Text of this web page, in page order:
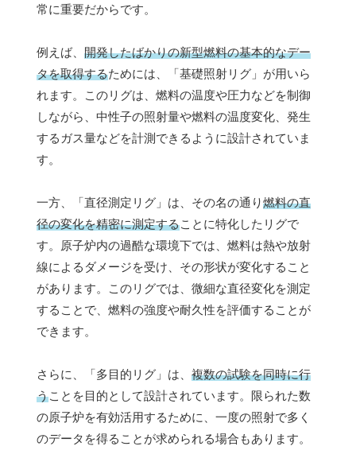
常に重要だからです。
例えば、 開発したばかりの新型燃料の基本的なデー
タを取得するためには、「基礎照射リグ」が用いら
れます。このリグは、燃料の温度や圧力などを制御
しながら、中性子の照射量や燃料の温度変化、発生
するガス量などを計測できるように設計されていま
す。
一方、「直径測定リグ」は、その名の通り燃料の直
径の変化を精密に測定することに特化したリグで
す。原子炉内の過酷な環境下では、燃料は熱や放射
線によるダメージを受け、その形状が変化すること
があります。このリグでは、微細な直径変化を測定
することで、燃料の強度や耐久性を評価することが
できます。
さらに、「多目的リグ」は、 複数の試験を同時に行
うことを目的として設計されています。限られた数
の原子炉を有効活用するために、一度の照射で多く
のデータを得ることが求められる場合もあります。